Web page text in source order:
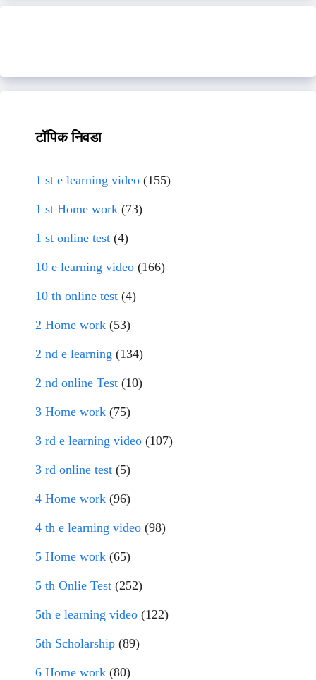
टॉपिक निवडा
1 st e learning video (155)
1 st Home work (73)
1 st online test (4)
10 e learning video (166)
10 th online test (4)
2 Home work (53)
2 nd e learning (134)
2 nd online Test (10)
3 Home work (75)
3 rd e learning video (107)
3 rd online test (5)
4 Home work (96)
4 th e learning video (98)
5 Home work (65)
5 th Onlie Test (252)
5th e learning video (122)
5th Scholarship (89)
6 Home work (80)